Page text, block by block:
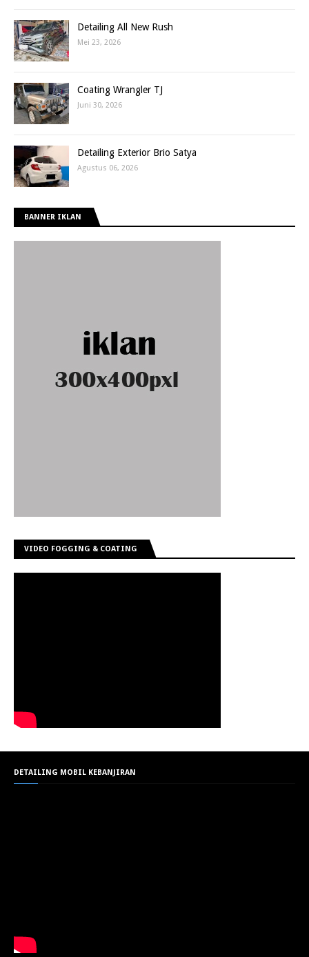
Detailing All New Rush
Mei 23, 2026
Coating Wrangler TJ
Juni 30, 2026
Detailing Exterior Brio Satya
Agustus 06, 2026
BANNER IKLAN
VIDEO FOGGING & COATING
DETAILING MOBIL KEBANJIRAN